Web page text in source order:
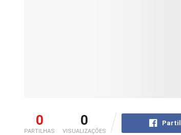
0
PARTILHAS
0
VISUALIZAÇÕES